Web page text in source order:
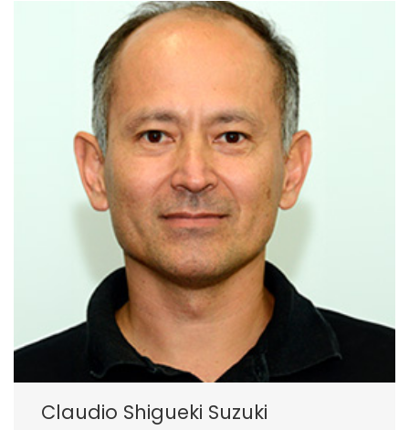
Claudio Shigueki Suzuki